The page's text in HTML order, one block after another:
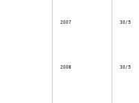
2007 30/5
2008 30/5